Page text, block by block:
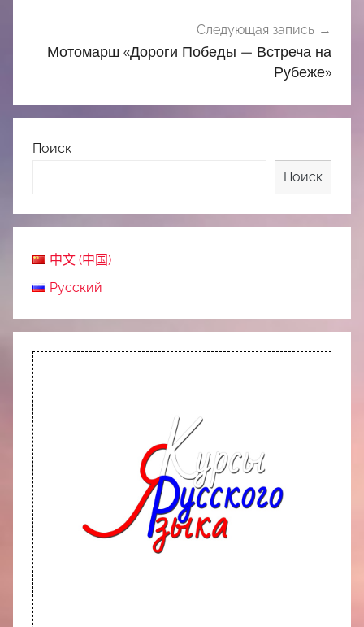
Следующая запись
Мотомарш «Дороги Победы — Встреча на
Рубеже»
Поиск
Поиск
中文 (中国)
Русский